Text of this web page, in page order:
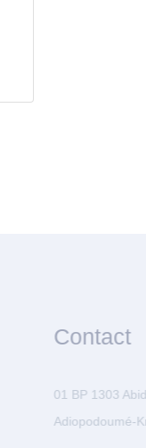
Contact
01 BP 1303
Adiopodoumé-